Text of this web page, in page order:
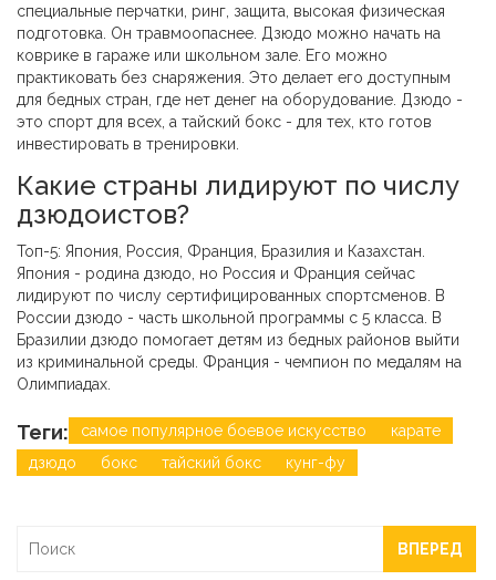
специальные перчатки, ринг, защита, высокая физическая
подготовка. Он травмоопаснее. Дзюдо можно начать на
коврике в гараже или школьном зале. Его можно
практиковать без снаряжения. Это делает его доступным
для бедных стран, где нет денег на оборудование. Дзюдо -
это спорт для всех, а тайский бокс - для тех, кто готов
инвестировать в тренировки.
Какие страны лидируют по числу
дзюдоистов?
Топ-5: Япония, Россия, Франция, Бразилия и Казахстан.
Япония - родина дзюдо, но Россия и Франция сейчас
лидируют по числу сертифицированных спортсменов. В
России дзюдо - часть школьной программы с 5 класса. В
Бразилии дзюдо помогает детям из бедных районов выйти
из криминальной среды. Франция - чемпион по медалям на
Олимпиадах.
Теги: самое популярное боевое искусство
карате
дзюдо
бокс тайский бокс кунг-фу
ВПЕРЕД